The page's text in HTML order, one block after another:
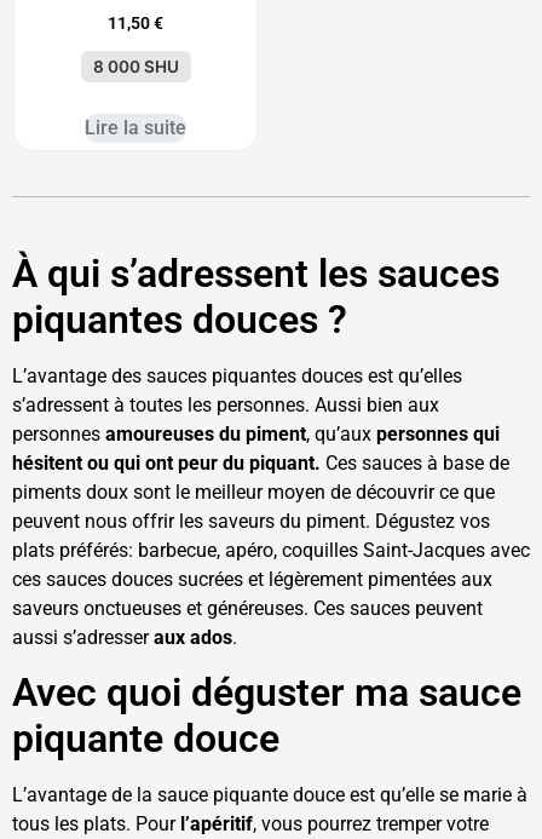
11,50€
8 000 SHU
Lire la suite
À qui s’adressent les sauces
piquantes douces ?
L’avantage des sauces piquantes douces est qu’elles
s’adressent à toutes les personnes. Aussi bien aux
personnes amoureuses du piment, qu’aux personnes qui
hésitent ou qui ont peur du piquant. Ces sauces à base de
piments doux sont le meilleur moyen de découvrir ce que
peuvent nous offrir les saveurs du piment. Dégustez vos
plats préférés: barbecue, apéro, coquilles Saint-Jacques avec
ces sauces douces sucrées et légèrement pimentées aux
saveurs onctueuses et généreuses. Ces sauces peuvent
aussi s’adresseraux ados.
Avec quoi déguster ma sauce
piquante douce
L’avantage de la sauce piquante douce est qu’elle se marie à
tous les plats. Pour l’apéritif, vous pourrez tremper votre